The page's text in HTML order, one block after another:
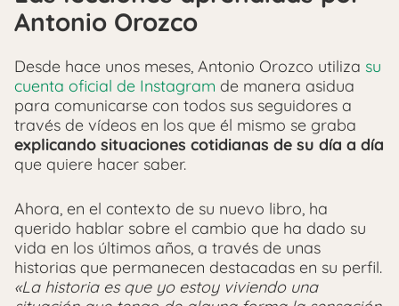
Antonio Orozco
Desde hace unos meses, Antonio Orozco utiliza su
cuenta oficial de Instagram de manera asidua
para comunicarse con todos sus seguidores a
través de vídeos en los que él mismo se graba
explicando situaciones cotidianas de su día a día
que quiere hacer saber.
Ahora, en el contexto de su nuevo libro, ha
querido hablar sobre el cambio que ha dado su
vida en los últimos años, a través de unas
historias que permanecen destacadas en su perfil.
«La historia es que yo estoy viviendo una